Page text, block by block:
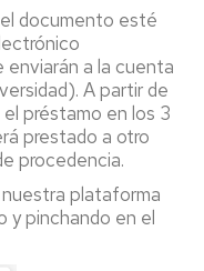
documento esté
enviarán a la cuenta
A partir de
préstamo en los 3
prestado a otro
procedencia.
plataforma
y pinchando en el